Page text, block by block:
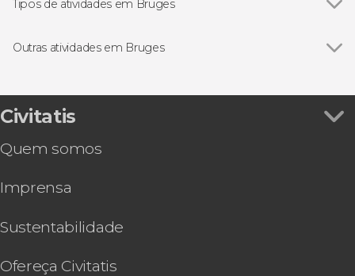
Igreja de Nossa Senhora de Bruges
Tipos de atividades em Bruges
Gastronomia e enoturismo
Outras atividades em Bruges
Ingresso do museu Choco Story
Free tour dos mistérios e lendas de Bruges
Ingresso do Historium Brugge
Fritas
Civitatis
Quem somos
Imprensa
Sustentabilidade
Ofereça Civitatis